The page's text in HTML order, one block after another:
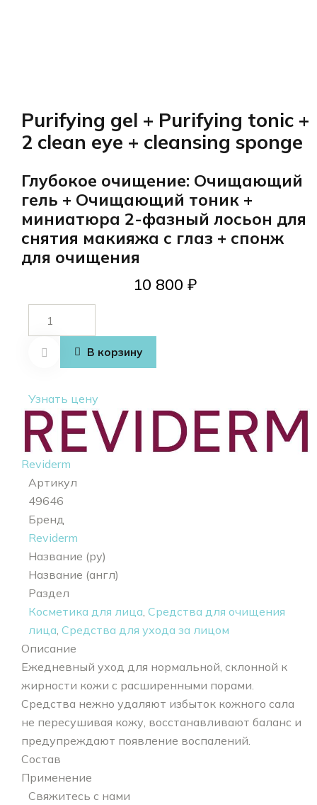
Purifying gel + Purifying tonic +
2 clean eye + cleansing sponge
Глубокое очищение: Очищающий
гель + Очищающий тоник +
миниатюра 2-фазный лосьон для
снятия макияжа с глаз + спонж
для очищения
10 800 ₽
Количество
товара
Purifying gel
+ Purifying
clean eye +
cleansing
sponge
В корзину
Узнать цену
Reviderm
Артикул
49646
Бренд
Reviderm
Название (ру)
Название (англ)
Раздел
Косметика для лица, Средства для очищения
лица, Средства для ухода за лицом
Описание
Ежедневный уход для нормальной, склонной к
жирности кожи с расширенными порами.
Средства нежно удаляют избыток кожного сала
не пересушивая кожу, восстанавливают баланс и
предупреждают появление воспалений.
Состав
Применение
Свяжитесь с нами